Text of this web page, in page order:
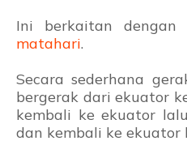
Ini berkaitan dengan
matahari.
Secara sederhana
bergerak dari ekuator
kembali ke ekuator
dan kembali ke ekuator